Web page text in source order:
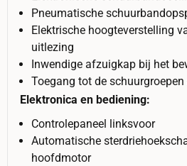
Pneumatische
Elektrische hoogteverstelling
uitlezing
Inwendige afzuigkap bij het
Toegang tot de
Elektronica en bediening:
Controlepaneel linksvoor
Automatische
hoofdmotor